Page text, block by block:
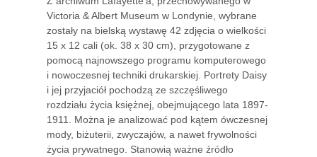
Victoria & Albert Museum w Londynie, wybrane
zostały na bielską wystawę 42 zdjęcia o wielkości
15 x 12 cali (ok. 38 x 30 cm), przygotowane z
pomocą najnowszego programu komputerowego
i nowoczesnej techniki drukarskiej. Portrety Daisy
i jej przyjaciół pochodzą ze szczęśliwego
rozdziału życia księżnej, obejmującego lata 1897-
1911. Można je analizować pod kątem ówczesnej
mody, biżuterii, zwyczajów, a nawet frywolności
życia prywatnego. Stanowią ważne źródło